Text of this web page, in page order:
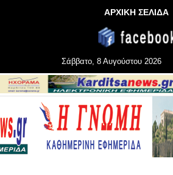
ΑΡΧΙΚΗ ΣΕΛΙΔΑ
Σάββατο, 8 Αυγούστου 2026